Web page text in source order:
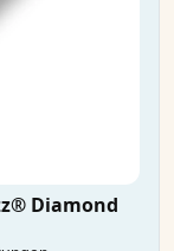
Diamond